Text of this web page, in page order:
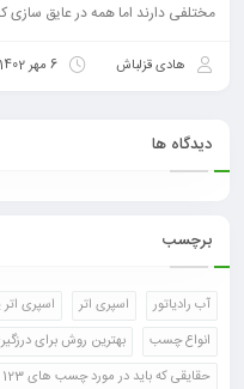
مختلفی دارند اما همه در عایق سازی
هادی قزلباش 6 مهر 1402
دیدگاه ها
برچسب
آب رادیاتور اسپری اتر اسپری
انواع چسب
بهترین روش برای
حقایقی که باید در مورد چسب های 123 بدانید